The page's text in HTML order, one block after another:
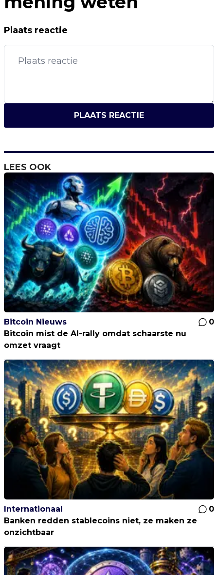
Plaats reactie
PLAATS REACTIE
LEES OOK
Bitcoin Nieuws
0
Bitcoin mist de AI-rally omdat schaarste nu
omzet vraagt
Internationaal
0
Banken redden stablecoins niet, ze maken ze
onzichtbaar